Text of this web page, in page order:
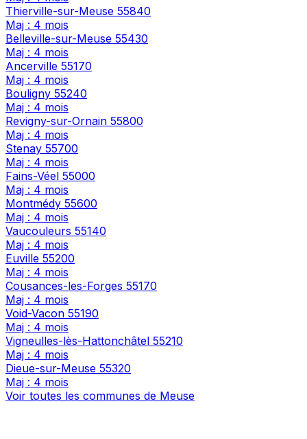
Thierville-sur-Meuse 55840
Maj : 4 mois
Belleville-sur-Meuse 55430
Maj : 4 mois
Ancerville 55170
Maj : 4 mois
Bouligny 55240
Maj : 4 mois
Revigny-sur-Ornain 55800
Maj : 4 mois
Stenay 55700
Maj : 4 mois
Fains-Véel 55000
Maj : 4 mois
Montmédy 55600
Maj : 4 mois
Vaucouleurs 55140
Maj : 4 mois
Euville 55200
Maj : 4 mois
Cousances-les-Forges 55170
Maj : 4 mois
Void-Vacon 55190
Maj : 4 mois
Vigneulles-lès-Hattonchâtel 55210
Maj : 4 mois
Dieue-sur-Meuse 55320
Maj : 4 mois
Voir toutes les communes de Meuse